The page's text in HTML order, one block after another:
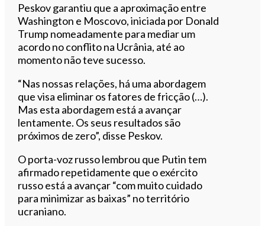
Peskov garantiu que a aproximação entre
Washington e Moscovo, iniciada por Donald
Trump nomeadamente para mediar um
acordo no conflito na Ucrânia, até ao
momento não teve sucesso.
“Nas nossas relações, há uma abordagem
que visa eliminar os fatores de fricção (…).
Mas esta abordagem está a avançar
lentamente. Os seus resultados são
próximos de zero”, disse Peskov.
O porta-voz russo lembrou que Putin tem
afirmado repetidamente que o exército
russo está a avançar “com muito cuidado
para minimizar as baixas” no território
ucraniano.